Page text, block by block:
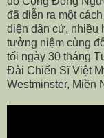
đã diễn ra một
diện dân cử, nhiều
tưởng niệm cùng
tối ngày 30 tháng
Đài Chiến Sĩ Việt
Westminster, Miền